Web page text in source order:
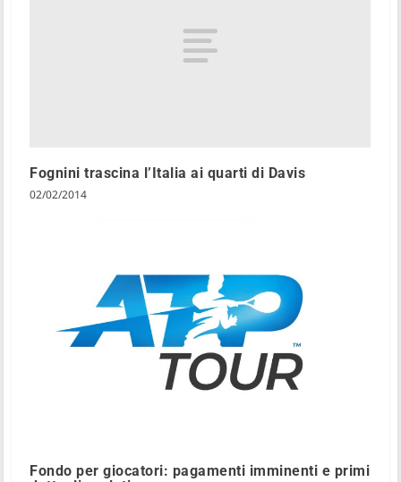
Fognini trascina l’Italia ai quarti di Davis
02/02/2014
Fondo per giocatori: pagamenti imminenti e primi